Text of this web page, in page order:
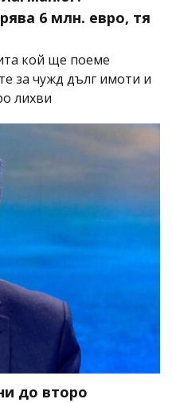
6 млн. евро, тя
кой ще поеме
за чужд дълг имоти и
лихви
до второ